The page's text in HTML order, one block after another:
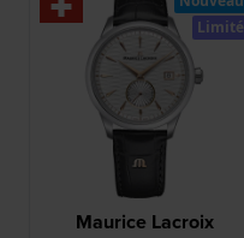
Maurice Lacroix
Limité